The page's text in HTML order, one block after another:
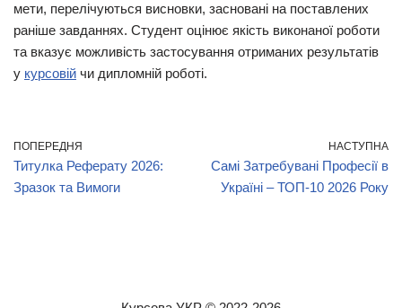
мети, перелічуються висновки, засновані на поставлених
раніше завданнях. Студент оцінює якість виконаної роботи
та вказує можливість застосування отриманих результатів
у курсовій чи дипломній роботі.
ПОПЕРЕДНЯ
Титулка Реферату 2026:
Зразок та Вимоги
НАСТУПНА
Самі Затребувані Професії в
Україні – ТОП-10 2026 Року